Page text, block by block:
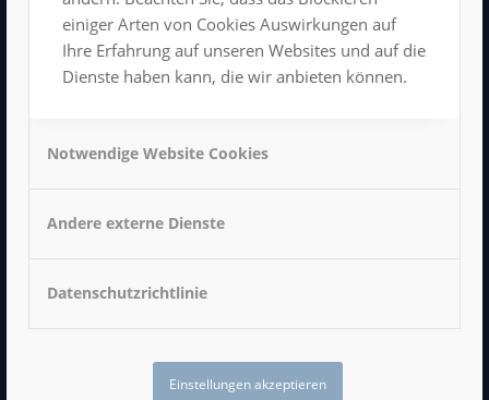
einiger Arten von Cookies Auswirkungen auf
Ihre Erfahrung auf unseren Websites und auf die
Dienste haben kann, die wir anbieten können.
Notwendige Website Cookies
Andere externe Dienste
Datenschutzrichtlinie
Einstellungen akzeptieren
Tel: 0371/666 198 11
info@luxor-chemnitz.de
AGB
LUXOR BEI FACEBOOK